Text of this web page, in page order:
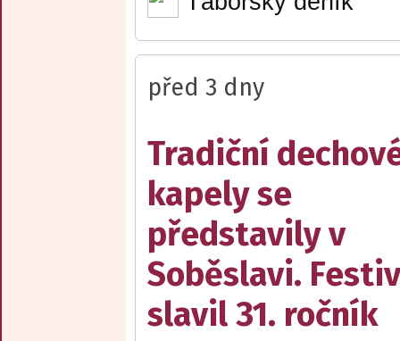
před 3 dny
Tradiční
kapely se
představily v
Soběslavi.
slavil 31. ročník